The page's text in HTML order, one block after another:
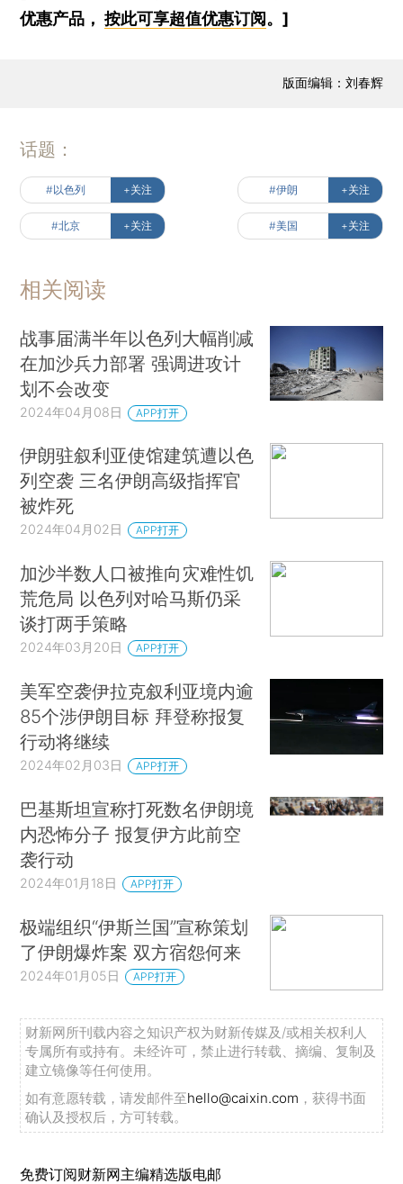
优惠产品，按此可享超值优惠订阅 。]
版面编辑：刘春辉
话题：
#以色列 +关注 #伊朗 +关注
#北京 +关注 #美国 +关注
相关阅读
战事届满半年以色列大幅削减
在加沙兵力部署 强调进攻计
划不会改变
2024年04月08日 APP打开
伊朗驻叙利亚使馆建筑遭以色
列空袭 三名伊朗高级指挥官
被炸死
2024年04月02日 APP打开
加沙半数人口被推向灾难性饥
荒危局 以色列对哈马斯仍采
谈打两手策略
2024年03月20日 APP打开
美军空袭伊拉克叙利亚境内逾
85个涉伊朗目标 拜登称报复
行动将继续
2024年02月03日 APP打开
巴基斯坦宣称打死数名伊朗境
内恐怖分子 报复伊方此前空
袭行动
2024年01月18日 APP打开
极端组织“伊斯兰国”宣称策划
了伊朗爆炸案 双方宿怨何来
2024年01月05日 APP打开
财新网所刊载内容之知识产权为财新传媒及/或相关权利人
专属所有或持有。未经许可，禁止进行转载、摘编、复制及
建立镜像等任何使用。
如有意愿转载，请发邮件至hello@caixin.com ，获得书面
确认及授权后，方可转载。
免费订阅财新网主编精选版电邮